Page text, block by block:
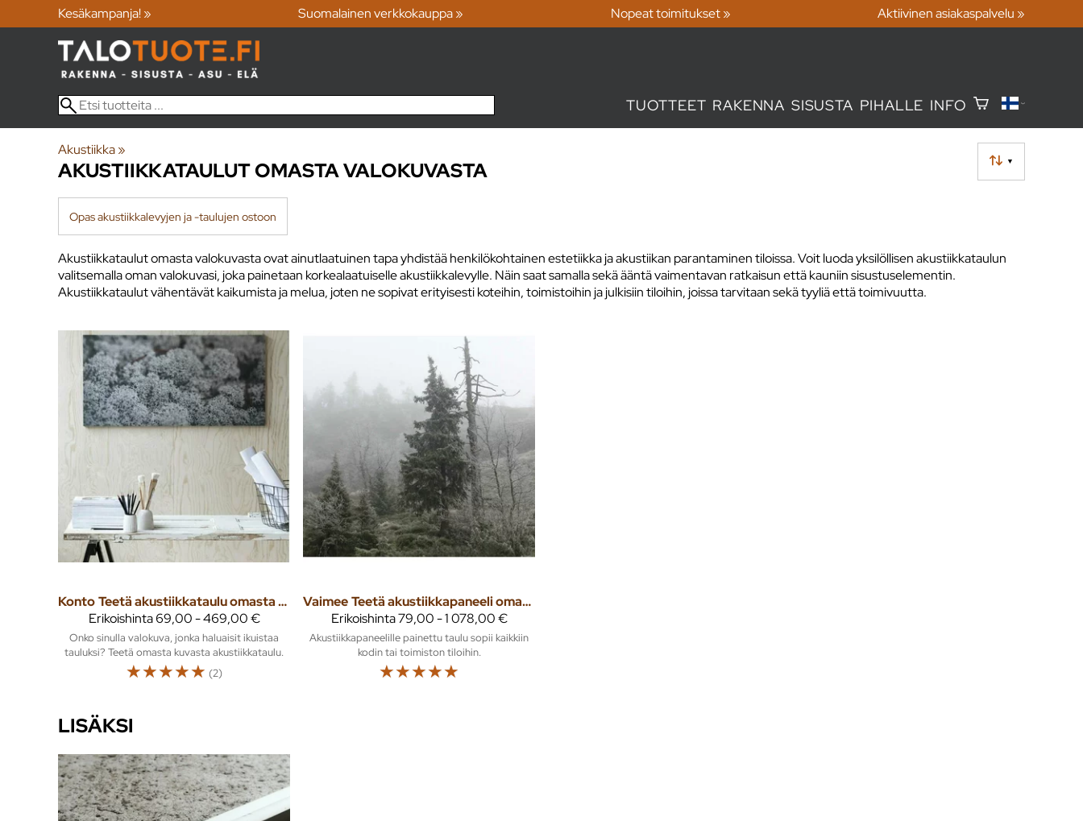
Kesäkampanja! » Suomalainen verkkokauppa » Nopeat toimitukset » Aktiivinen asiakaspalvelu »
TUOTTEET RAKENNA SISUSTA PIHALLE INFO
Akustiikka‪»
▼
AKUSTIIKKATAULUT OMASTA VALOKUVASTA
Opas akustiikkalevyjen ja -taulujen ostoon
Akustiikkataulut omasta valokuvasta ovat ainutlaatuinen tapa yhdistää henkilökohtainen estetiikka ja akustiikan parantaminen tiloissa. Voit luoda yksilöllisen akustiikkataulun
valitsemalla oman valokuvasi, joka painetaan korkealaatuiselle akustiikkalevylle. Näin saat samalla sekä ääntä vaimentavan ratkaisun että kauniin sisustuselementin.
Akustiikkataulut vähentävät kaikumista ja melua, joten ne sopivat erityisesti koteihin, toimistoihin ja julkisiin tiloihin, joissa tarvitaan sekä tyyliä että toimivuutta.
Konto
Teetä akustiikkataulu omasta valokuvasta
Erikoishinta69,00 - 469,00 €
Onko sinulla valokuva, jonka haluaisit ikuistaa
tauluksi? Teetä omasta kuvasta akustiikkataulu.
☆☆☆☆☆ (2)
Vaimee
Teetä akustiikkapaneeli omasta valokuvasta
Erikoishinta79,00 - 1 078,00 €
Akustiikkapaneelille painettu taulu sopii kaikkiin
kodin tai toimiston tiloihin.
☆☆☆☆☆
LISÄKSI